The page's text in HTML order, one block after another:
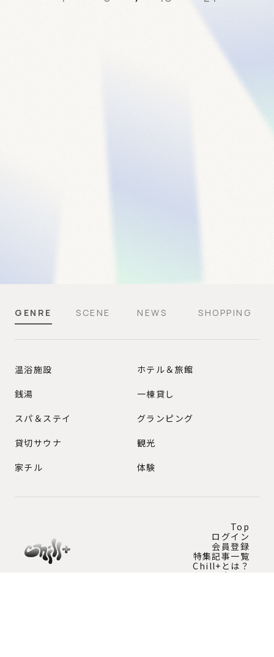
GENRE SCENE NEWS SHOPPING
GENRE
温浴施設
銭湯
スパ＆ステイ
貸切サウナ
家チル
ホテル＆旅館
一棟貸し
グランピング
観光
体験
Top
ログイン
会員登録
特集記事一覧
Chill+とは？
問い合わせ